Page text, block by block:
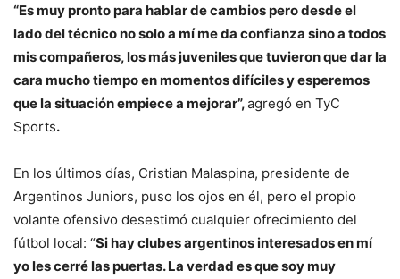
“Es muy pronto para hablar de cambios pero desde el
lado del técnico no solo a mí me da confianza sino a todos
mis compañeros, los más juveniles que tuvieron que dar la
cara mucho tiempo en momentos difíciles y esperemos
que la situación empiece a mejorar”,agregó en TyC
Sports.
En los últimos días, Cristian Malaspina, presidente de
Argentinos Juniors, puso los ojos en él, pero el propio
volante ofensivo desestimó cualquier ofrecimiento del
fútbol local: “Si hay clubes argentinos interesados en mí
yo les cerré las puertas. La verdad es que soy muy